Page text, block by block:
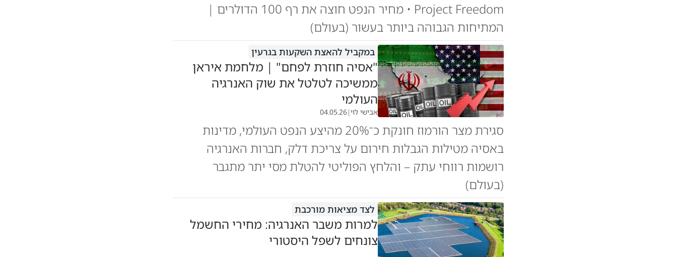
Project Freedom • מחיר הנפט חוצה את רף 100 הדולרים |
המתיחות הגבוהה ביותר בעשור (בעולם)
במקביל להאצת השקעות בגרעין
"אסיה חוזרת לפחם" | מלחמת איראן
ממשיכה לטלטל את שוק האנרגיה
העולמי
אבישי לוי|
04.05.26
סגירת מצר הורמוז חונקת כ־20% מהיצע הנפט העולמי, מדינות
באסיה מטילות הגבלות חירום על צריכת דלק, חברות האנרגיה
רושמות רווחי עתק – והלחץ הפוליטי להטלת מסי יתר מתגבר
(בעולם)
לצד מציאות מורכבת
למרות משבר האנרגיה: מחירי החשמל
צונחים לשפל היסטורי